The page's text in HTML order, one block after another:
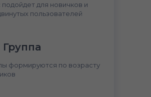
Группа
формируются по возрасту
подойдет для новичков и
пользователей